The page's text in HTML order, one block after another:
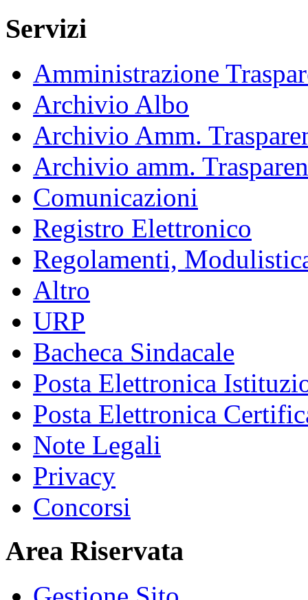
Servizi
Amministrazione
Archivio Albo
Archivio Amm.
Archivio amm.
Comunicazioni
Registro Elettronico
Regolamenti,
Altro
URP
Bacheca Sindacale
Posta Elettronica
Posta Elettronica
Note Legali
Privacy
Concorsi
Area Riservata